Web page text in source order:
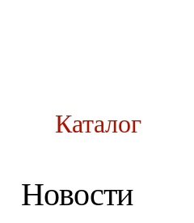
Каталог
Новости